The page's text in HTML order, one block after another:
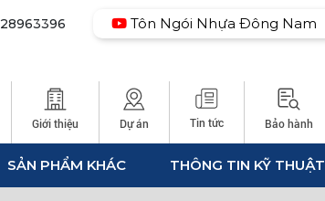
Tôn Ngói Nhựa Đông Nam
Giới thiệu Dự án Tin tức Bảo hành
SẢN PHẨM KHÁC THÔNG TIN KỸ THUẬT